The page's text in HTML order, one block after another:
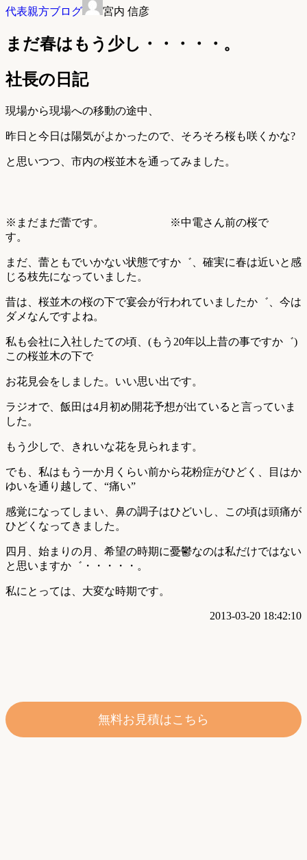
代表親方ブログ 宮内 信彦
まだ春はもう少し・・・・・。
社長の日記
現場から現場への移動の途中、
昨日と今日は陽気がよかったので、そろそろ桜も咲くかな?
と思いつつ、市内の桜並木を通ってみました。
※まだまだ蕾です。 ※中電さん前の桜で
す。
まだ、蕾ともでいかない状態ですか゛、確実に春は近いと感
じる枝先になっていました。
昔は、桜並木の桜の下で宴会が行われていましたか゛、今は
ダメなんですよね。
私も会社に入社したての頃、(もう20年以上昔の事ですか゛)
この桜並木の下で
お花見会をしました。いい思い出です。
ラジオで、飯田は4月初め開花予想が出ていると言っていま
した。
もう少しで、きれいな花を見られます。
でも、私はもう一か月くらい前から花粉症がひどく、目はか
ゆいを通り越して、“痛い”
感覚になってしまい、鼻の調子はひどいし、この頃は頭痛が
ひどくなってきました。
四月、始まりの月、希望の時期に憂鬱なのは私だけではない
と思いますか゛・・・・・。
私にとっては、大変な時期です。
2013-03-20 18:42:10
無料お見積はこちら